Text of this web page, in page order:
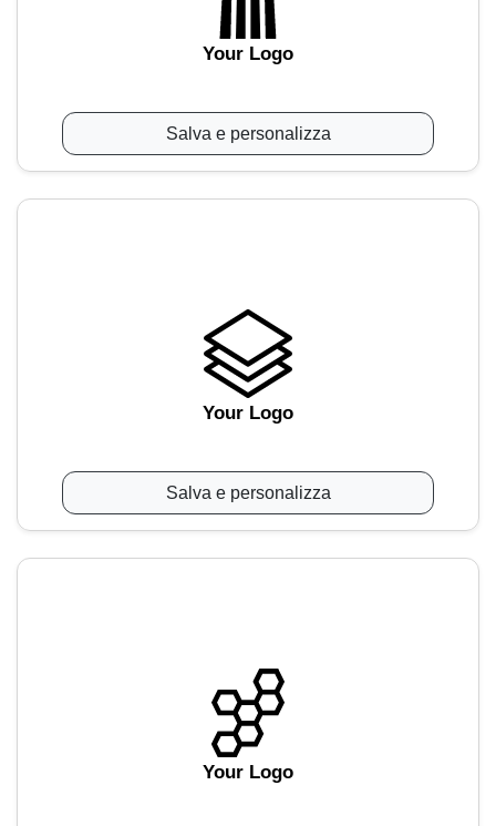
Your Logo
Salva e personalizza
Your Logo
Salva e personalizza
Your Logo